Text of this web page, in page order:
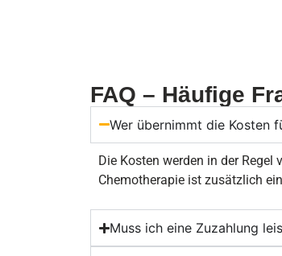
FAQ – Häufige
Wer übernimmt die Kosten
Die Kosten werden in der Regel
Chemotherapie ist zusätzlich
Muss ich eine Zuzahlung